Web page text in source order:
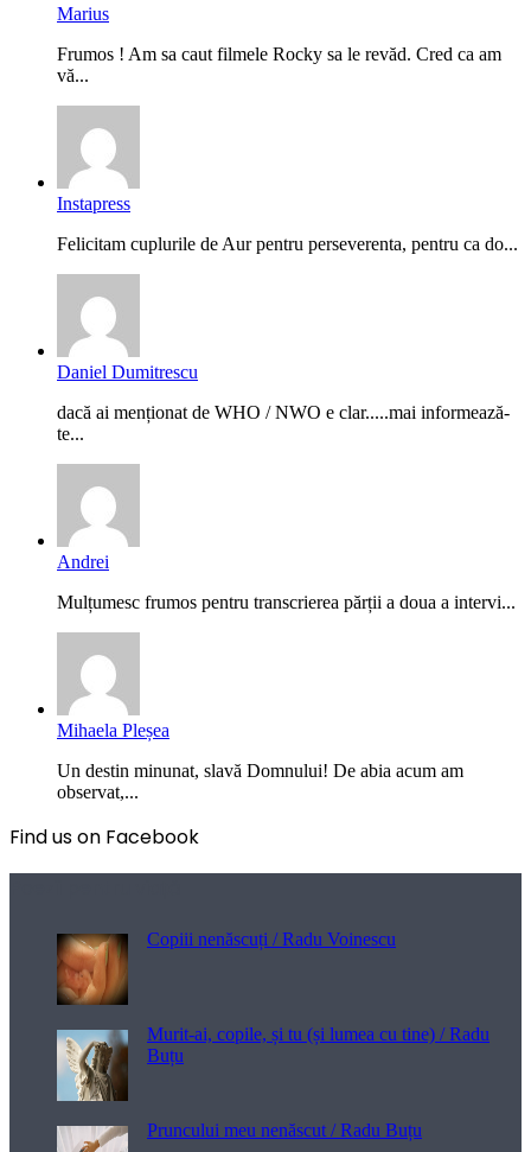
Marius
Frumos ! Am sa caut filmele Rocky sa le revăd. Cred ca am
vă...
Instapress
Felicitam cuplurile de Aur pentru perseverenta, pentru ca do...
Daniel Dumitrescu
dacă ai menționat de WHO / NWO e clar.....mai informează-
te...
Andrei
Mulțumesc frumos pentru transcrierea părții a doua a intervi...
Mihaela Pleșea
Un destin minunat, slavă Domnului! De abia acum am
observat,...
Find us on Facebook
Copiii nenăscuți / Radu Voinescu
Murit-ai, copile, și tu (și lumea cu tine) / Radu
Buțu
Pruncului meu nenăscut / Radu Buțu